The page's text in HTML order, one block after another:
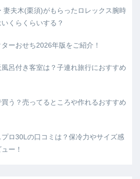
妻夫木(栗須)がもらったロレックス腕時
くらくらいする？
ーおせち2026年版をご紹介！
呂付き客室は？子連れ旅行におすすめ
う？売ってるところや作れるおすすめ
ロ30Lの口コミは？保冷力やサイズ感
ー！